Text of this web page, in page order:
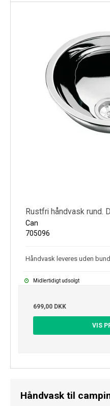
Rustfri håndvask rund.
Can
705096
Håndvask leveres uden
Midlertidigt udsolgt
699,00 DKK
VIS
Håndvask til